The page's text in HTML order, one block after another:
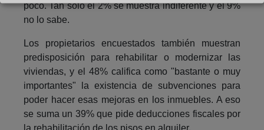
poco. Tan solo el 2% se muestra indiferente y el 9%
no lo sabe.
Los propietarios encuestados también muestran
predisposición para rehabilitar o modernizar las
viviendas, y el 48% califica como "bastante o muy
importantes" la existencia de subvenciones para
poder hacer esas mejoras en los inmuebles. A eso
se suma un 39% que pide deducciones fiscales por
la rehabilitación de los pisos en alquiler.